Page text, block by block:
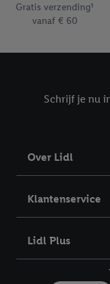
Gratis verzending¹
vanaf € 60
Schrijf je nu
Over Lidl
Klantenservice
Lidl Plus